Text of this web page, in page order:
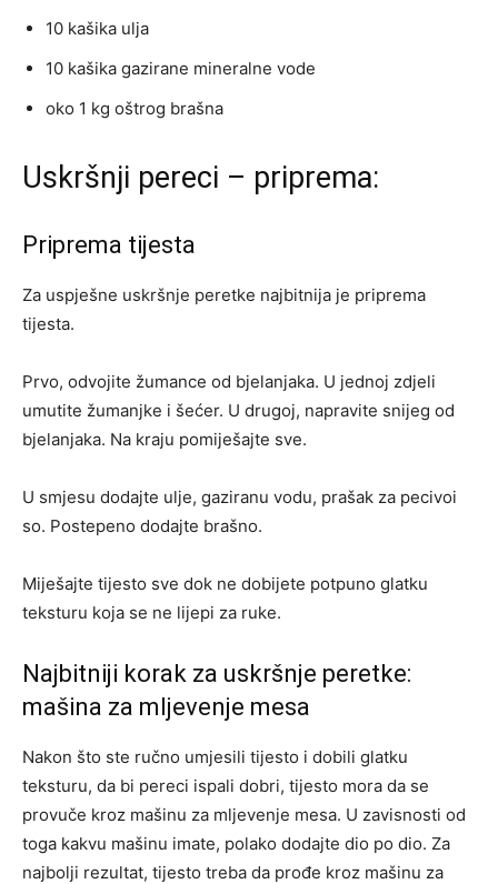
10 kašika ulja
10 kašika gazirane mineralne vode
oko 1 kg oštrog brašna
Uskršnji pereci – priprema:
Priprema tijesta
Za uspješne uskršnje peretke najbitnija je priprema
tijesta.
Prvo, odvojite žumance od bjelanjaka. U jednoj zdjeli
umutite žumanjke i šećer. U drugoj, napravite snijeg od
bjelanjaka. Na kraju pomiješajte sve.
U smjesu dodajte ulje, gaziranu vodu, prašak za pecivoi
so. Postepeno dodajte brašno.
Miješajte tijesto sve dok ne dobijete potpuno glatku
teksturu koja se ne lijepi za ruke.
Najbitniji korak za uskršnje peretke:
mašina za mljevenje mesa
Nakon što ste ručno umjesili tijesto i dobili glatku
teksturu, da bi pereci ispali dobri, tijesto mora da se
provuče kroz mašinu za mljevenje mesa. U zavisnosti od
toga kakvu mašinu imate, polako dodajte dio po dio. Za
najbolji rezultat, tijesto treba da prođe kroz mašinu za